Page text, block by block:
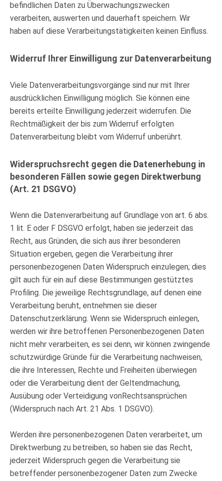
befindlichen Daten zu Überwachungszwecken
verarbeiten, auswerten und dauerhaft speichern. Wir
haben auf diese Verarbeitungstätigkeiten keinen Einfluss.
Widerruf Ihrer Einwilligung zur Datenverarbeitung
Viele Datenverarbeitungsvorgänge sind nur mit Ihrer
ausdrücklichen Einwilligung möglich. Sie können eine
bereits erteilte Einwilligung jederzeit widerrufen. Die
Rechtmäßigkeit der bis zum Widerruf erfolgten
Datenverarbeitung bleibt vom Widerruf unberührt.
Widerspruchsrecht gegen die Datenerhebung in
besonderen Fällen sowie gegen Direktwerbung
(Art. 21 DSGVO)
Wenn die Datenverarbeitung auf Grundlage von art. 6 abs.
1 lit. E oder F DSGVO erfolgt, haben sie jederzeit das
Recht, aus Gründen, die sich aus ihrer besonderen
Situation ergeben, gegen die Verarbeitung ihrer
personenbezogenen Daten Widerspruch einzulegen; dies
gilt auch für ein auf diese Bestimmungen gestütztes
Profiling. Die jeweilige Rechtsgrundlage, auf denen eine
Verarbeitung beruht, entnehmen sie dieser
Datenschutzerklärung. Wenn sie Widerspruch einlegen,
werden wir ihre betroffenen Personenbezogenen Daten
nicht mehr verarbeiten, es sei denn, wir können zwingende
schutzwürdige Gründe für die Verarbeitung nachweisen,
die ihre Interessen, Rechte und Freiheiten überwiegen
oder die Verarbeitung dient der Geltendmachung,
Ausübung oder Verteidigung vonRechtsansprüchen
(Widerspruch nach Art. 21 Abs. 1 DSGVO).
Werden ihre personenbezogenen Daten verarbeitet, um
Direktwerbung zu betreiben, so haben sie das Recht,
jederzeit Widerspruch gegen die Verarbeitung sie
betreffender personenbezogener Daten zum Zwecke